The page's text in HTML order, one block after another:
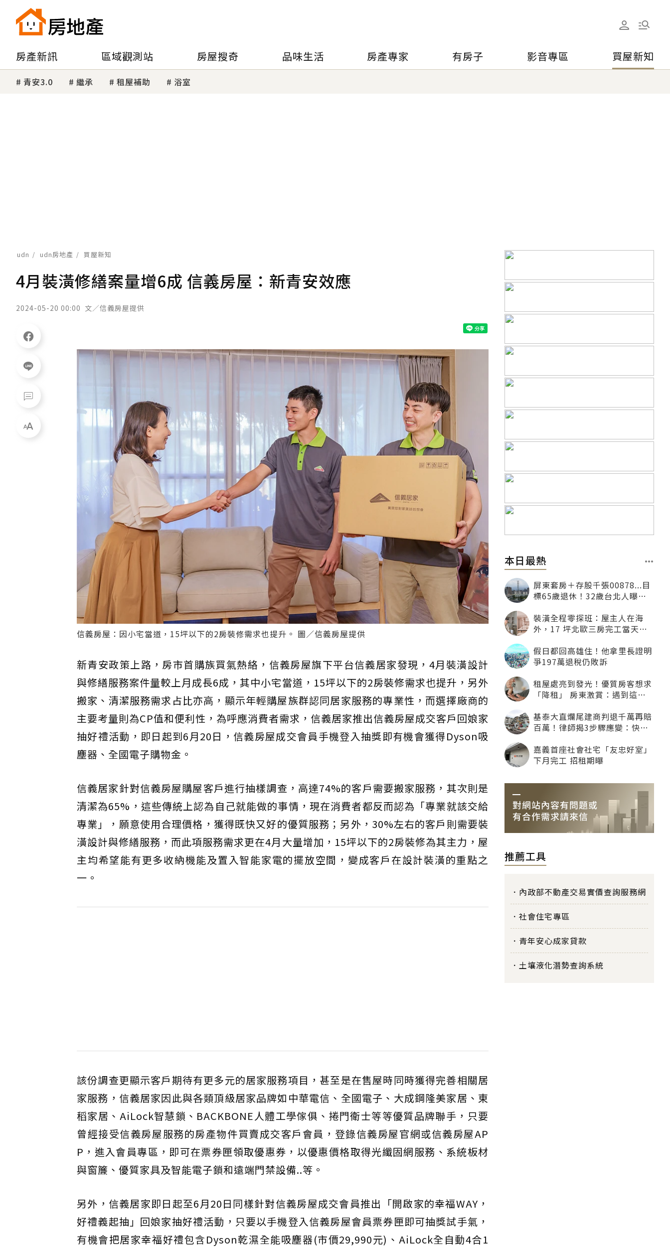
房產新訊 區域觀測站 房屋搜奇 品味生活 房產專家 有房子 影音專區 買屋新知
青安3.0 繼承 租屋補助 浴室
udn udn房地產 買屋新知
4月裝潢修繕案量增6成 信義房屋：新青安效應
2024-05-20 00:00 文／信義房屋提供
信義房屋：因小宅當道，15坪以下的2房裝修需求也提升。 圖／信義房屋提供
新青安政策上路，房市首購族買氣熱絡，信義房屋旗下平台信義居家發現，4月裝潢設計
與修繕服務案件量較上月成長6成，其中小宅當道，15坪以下的2房裝修需求也提升，另外
搬家、清潔服務需求占比亦高，顯示年輕購屋族群認同居家服務的專業性，而選擇廠商的
主要考量則為CP值和便利性，為呼應消費者需求，信義居家推出信義房屋成交客戶回娘家
抽好禮活動，即日起到6月20日，信義房屋成交會員手機登入抽獎即有機會獲得Dyson吸
塵器、全國電子購物金。
信義居家針對信義房屋購屋客戶進行抽樣調查，高達74%的客戶需要搬家服務，其次則是
清潔為65%，這些傳統上認為自己就能做的事情，現在消費者都反而認為「專業就該交給
專業」，願意使用合理價格，獲得既快又好的優質服務；另外，30%左右的客戶則需要裝
潢設計與修繕服務，而此項服務需求更在4月大量增加，15坪以下的2房裝修為其主力，屋
主均希望能有更多收納機能及置入智能家電的擺放空間，變成客戶在設計裝潢的重點之
一。
該份調查更顯示客戶期待有更多元的居家服務項目，甚至是在售屋時同時獲得完善相關居
家服務，信義居家因此與各類頂級居家品牌如中華電信、全國電子、大成鋼隆美家居、東
稻家居、AiLock智慧鎖、BACKBONE人體工學傢俱、捲門衛士等等優質品牌聯手，只要
曾經接受信義房屋服務的房產物件買賣成交客戶會員，登錄信義房屋官網或信義房屋AP
P，進入會員專區，即可在票券匣領取優惠券，以優惠價格取得光纖固網服務、系統板材
與窗簾、優質家具及智能電子鎖和遠端門禁設備..等。
另外，信義居家即日起至6月20日同樣針對信義房屋成交會員推出「開啟家的幸福WAY，
好禮義起抽」回娘家抽好禮活動，只要以手機登入信義房屋會員票券匣即可抽獎試手氣，
有機會把居家幸福好禮包含Dyson乾濕全能吸塵器(市價29,990元)、AiLock全自動4合1
本日最熱
屏東套房＋存股千張00878...目
標65歲退休！32歲台北人曝：
裝潢全程零探班：屋主人在海
外，17 坪北歐三房完工當天才
假日都回高雄住！他拿里長證明
爭197萬退稅仍敗訴
租屋處亮到發光！優質房客想求
「降租」 房東激賞：遇到這種
基泰大直爛尾建商判退千萬再賠
百萬！律師揭3步驟應變：快通
嘉義首座社會社宅「友忠好室」
下月完工 招租期曝
推薦工具
內政部不動產交易實價查詢服務網
社會住宅專區
青年安心成家貸款
土壤液化潛勢查詢系統